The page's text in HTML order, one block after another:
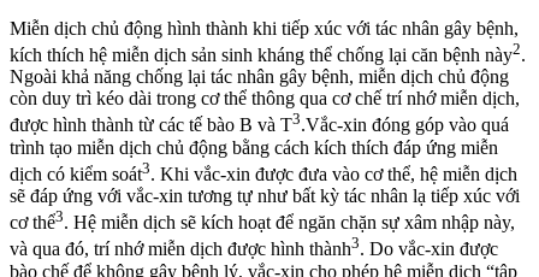
Miễn dịch chủ động hình thành khi tiếp xúc với tác nhân gây bệnh,
kích thích hệ miễn dịch sản sinh kháng thể chống lại căn bệnh này2.
Ngoài khả năng chống lại tác nhân gây bệnh, miễn dịch chủ động
còn duy trì kéo dài trong cơ thể thông qua cơ chế trí nhớ miễn dịch,
được hình thành từ các tế bào B và T3.Vắc-xin đóng góp vào quá
trình tạo miễn dịch chủ động bằng cách kích thích đáp ứng miễn
dịch có kiểm soát3. Khi vắc-xin được đưa vào cơ thể, hệ miễn dịch
sẽ đáp ứng với vắc-xin tương tự như bất kỳ tác nhân lạ tiếp xúc với
cơ thể3. Hệ miễn dịch sẽ kích hoạt để ngăn chặn sự xâm nhập này,
và qua đó, trí nhớ miễn dịch được hình thành3. Do vắc-xin được
bào chế để không gây bệnh lý, vắc-xin cho phép hệ miễn dịch “tập